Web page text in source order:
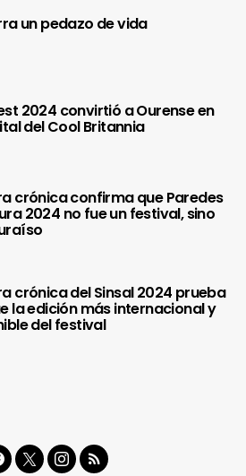
un pedazo de vida
2024 convirtió a Ourense en
del Cool Britannia
crónica confirma que Paredes
2024 no fue un festival, sino
crónica del Sinsal 2024 prueba
la edición más internacional y
del festival